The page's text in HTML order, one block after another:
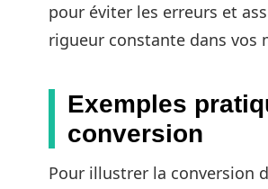
pour éviter les erreurs et
rigueur constante dans vos
Exemples
conversion
Pour illustrer la conversion